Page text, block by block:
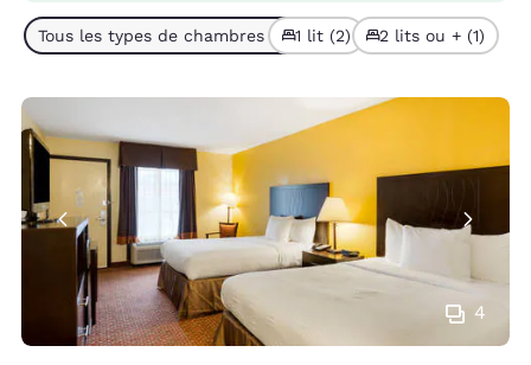
Tous les types de chambres (3)1 lit (2) 2 lits ou + (1)
4